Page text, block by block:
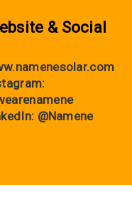
& Social
@Namene